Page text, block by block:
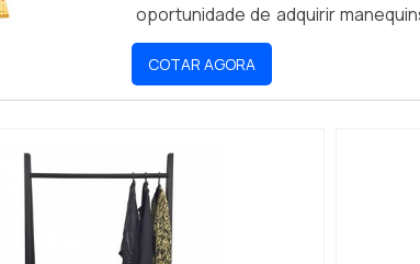
oportunidade de adquirir
melhor para seus clientes.
COTAR AGORA